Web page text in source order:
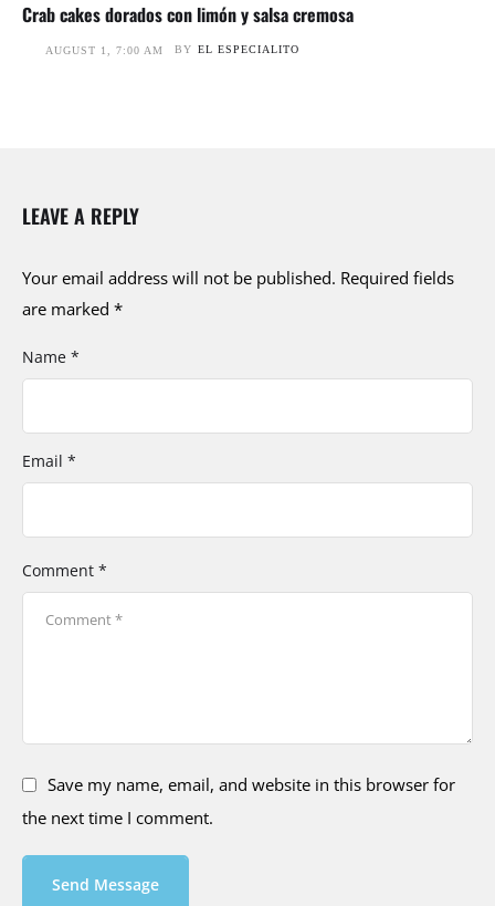
Crab cakes dorados con limón y salsa cremosa
AUGUST 1, 7:00 AM BY EL ESPECIALITO
LEAVE A REPLY
Your email address will not be published. Required fields
are marked *
Comment *
Name *
Email *
Save my name, email, and website in this browser for
the next time I comment.
Send Message